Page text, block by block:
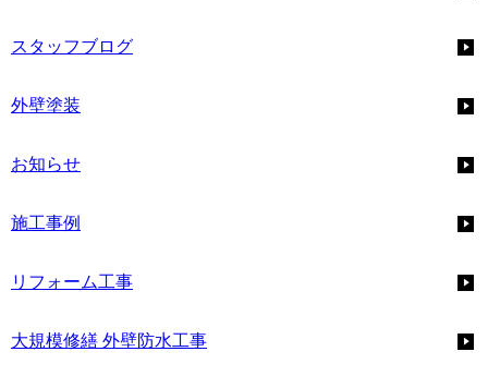
スタッフブログ
外壁塗装
お知らせ
施工事例
リフォーム工事
大規模修繕 外壁防水工事